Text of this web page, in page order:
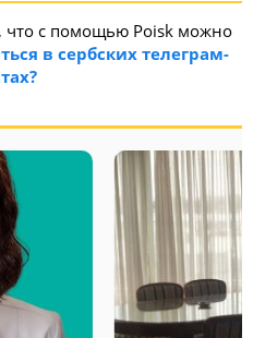
что с помощью Poisk можно
в сербских телеграм-